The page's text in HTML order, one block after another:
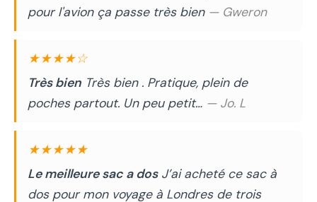
pour l'avion ça passe très bien — Gweron
★★★★☆
Très bien Très bien . Pratique, plein de
poches partout. Un peu petit… — Jo. L
★★★★★
Le meilleure sac a dosJ’ai acheté ce sac à
dos pour mon voyage à Londres de trois